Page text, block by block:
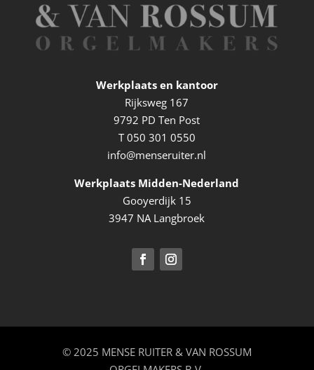
Werkplaats en kantoor
Rijksweg 167
9792 PD Ten Post
T 050 301 0550
info@menseruiter.nl
Werkplaats Midden-Nederland
Gooyerdijk 15
3947 NA Langbroek
© 2025 MENSE RUITER & VAN ROSSUM